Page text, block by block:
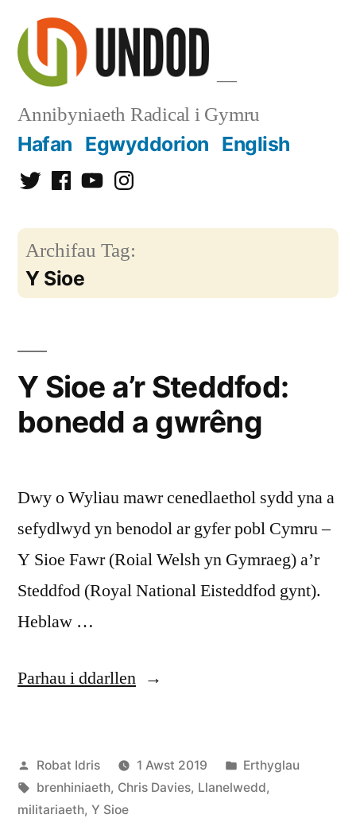
Mynd
cynnwys
Annibyniaeth Radical i Gymru
Hafan Egwyddorion English
TwitterFacebook
YouTubeInstagram
Archifau Tag:
Y Sioe
Y Sioe a’r Steddfod:
bonedd a gwrêng
Dwy o Wyliau mawr cenedlaethol sydd yna a
sefydlwyd yn benodol ar gyfer pobl Cymru –
Y Sioe Fawr (Roial Welsh yn Gymraeg) a’r
Steddfod (Royal National Eisteddfod gynt).
Heblaw …
Parhau i ddarllen “Y
Steddfod:
Cofnodwyd
ar
Robat Idris 1 Awst 2019
Cofnodwyd
ar
Erthyglau
Tagiau:
brenhiniaeth, Chris Davies, Llanelwedd,
militariaeth, Y Sioe